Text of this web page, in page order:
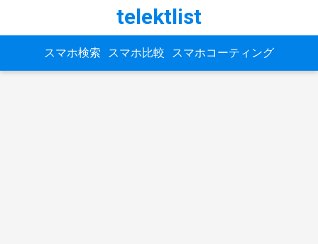
telektlist
スマホ検索 スマホ比較 スマホコーティング